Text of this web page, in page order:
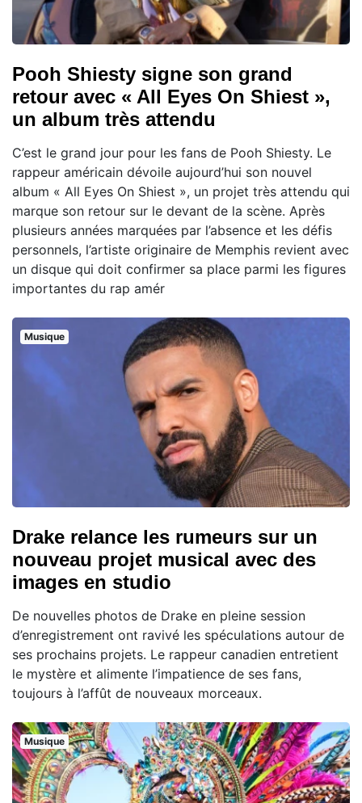
Pooh Shiesty signe son grand
retour avec « All Eyes On Shiest »,
un album très attendu
C’est le grand jour pour les fans de Pooh Shiesty. Le
rappeur américain dévoile aujourd’hui son nouvel
album « All Eyes On Shiest », un projet très attendu qui
marque son retour sur le devant de la scène. Après
plusieurs années marquées par l’absence et les défis
personnels, l’artiste originaire de Memphis revient avec
un disque qui doit confirmer sa place parmi les figures
importantes du rap amér
Musique
Drake relance les rumeurs sur un
nouveau projet musical avec des
images en studio
De nouvelles photos de Drake en pleine session
d’enregistrement ont ravivé les spéculations autour de
ses prochains projets. Le rappeur canadien entretient
le mystère et alimente l’impatience de ses fans,
toujours à l’affût de nouveaux morceaux.
Musique